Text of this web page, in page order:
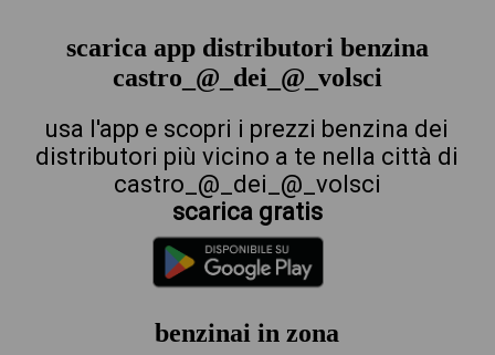
scarica app distributori benzina
castro_@_dei_@_volsci
usa l'app e scopri i prezzi benzina dei
distributori più vicino a te nella città di
castro_@_dei_@_volsci
scarica gratis
benzinai in zona